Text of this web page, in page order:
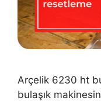
Arçelik 6230 ht
bulaşık